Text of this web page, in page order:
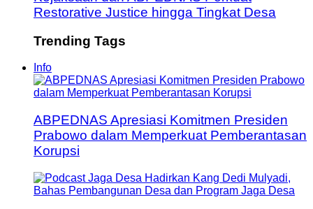
Restorative Justice hingga Tingkat Desa
Trending Tags
Info
ABPEDNAS Apresiasi Komitmen Presiden
Prabowo dalam Memperkuat Pemberantasan
Korupsi